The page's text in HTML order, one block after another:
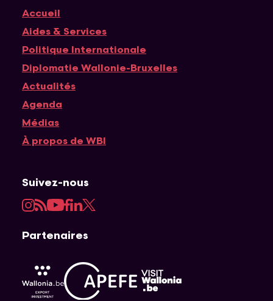
Accueil
Navigation principale
Aides & Services
Politique Internationale
Diplomatie Wallonie-Bruxelles
Actualités
Agenda
Médias
À propos de WBI
Suivez-nous
Instagram
RSSYouTube
Facebook
LinkedIn
Twitter
Partenaires
AWEX
Visit Wallonia